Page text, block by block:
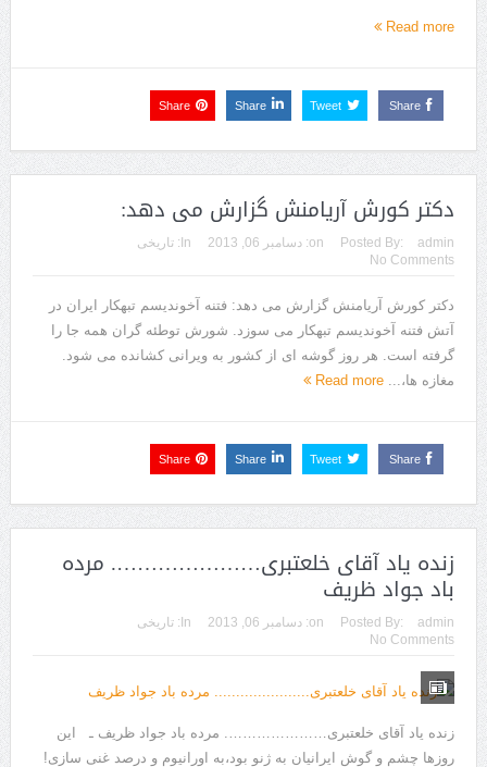
Read more
Share
Tweet
Share
Share
دکتر کورش آریامنش گزارش می دهد:
Posted By: admin
on: دسامبر 06, 2013 In: تاریخی
No Comments
دکتر کورش آریامنش گزارش می دهد: فتنه آخوندیسم تبهکار ایران در
آتش فتنه آخوندیسم تبهکار می سوزد. شورش توطئه گران همه جا را
گرفته است. هر روز گوشه ای از کشور به ویرانی کشانده می شود.
مغازه ها،... Read more
Share
Tweet
Share
Share
زنده یاد آقای خلعتبری…………………. مرده
باد جواد ظریف
Posted By: admin
on: دسامبر 06, 2013 In:
تاریخی
No Comments
زنده یاد آقای خلعتبری…………………. مرده باد جواد ظریف ـ این
روزها چشم و گوش ایرانیان به ژنو بود،به اورانیوم و درصد غنی سازی!